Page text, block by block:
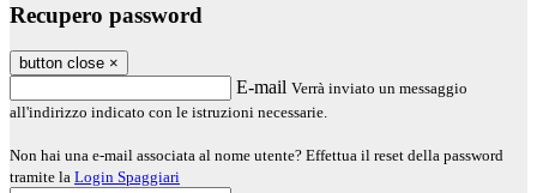
Recupero password
button close ×
E-mail Verrà inviato un messaggio
all'indirizzo indicato con le istruzioni necessarie.
Non hai una e-mail associata al nome utente? Effettua il reset della password
tramite la Login Spaggiari